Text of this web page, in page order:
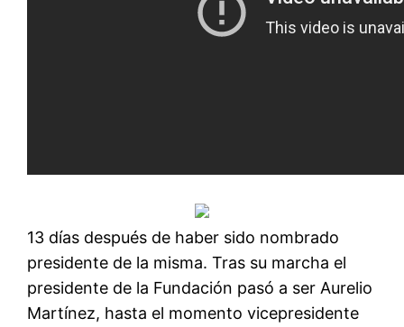
13 días después de haber sido nombrado
presidente de la misma. Tras su marcha el
presidente de la Fundación pasó a ser Aurelio
Martínez, hasta el momento vicepresidente